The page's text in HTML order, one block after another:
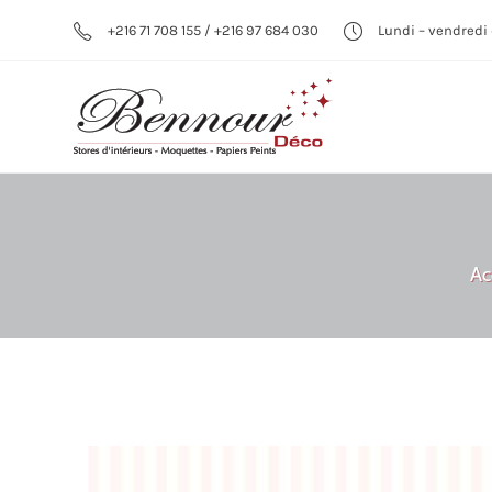
+216 71 708 155 / +216 97 684 030 Lundi – vendredi